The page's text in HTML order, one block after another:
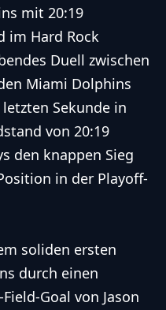
mit 20:19
im Hard Rock
Duell zwischen
Miami Dolphins
Sekunde in
von 20:19
den knappen Sieg
in der Playoff-
soliden ersten
durch einen
Goal von Jason